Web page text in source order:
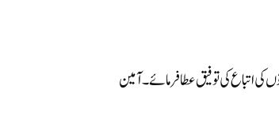
کی اتباع کی توفیق عطا فرمائے۔ آمین